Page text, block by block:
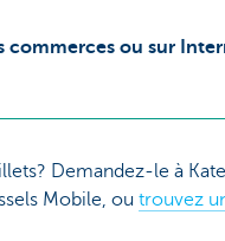
commerces ou sur
Demandez-le à
Mobile, ou trouvez